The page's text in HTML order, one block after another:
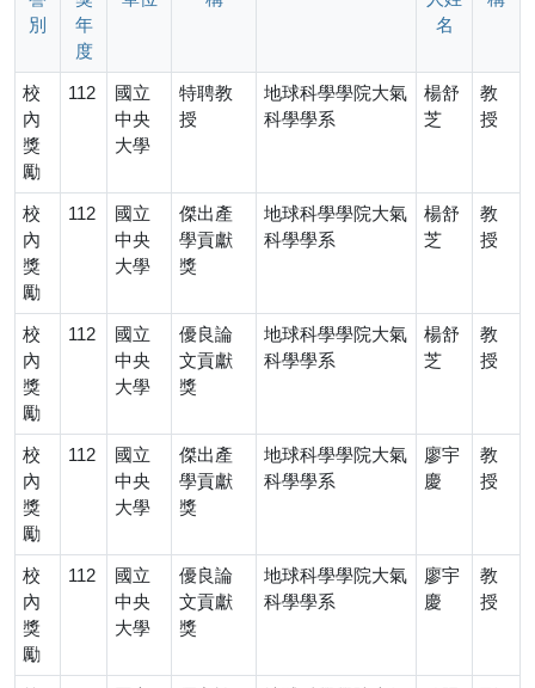
別
年
度
名
校
內
獎
勵
112
國立
中央
大學
特聘教
授
地球科學學院大氣
科學學系
楊舒
芝
教
授
校
內
獎
勵
112
國立
中央
大學
傑出產
學貢獻
獎
地球科學學院大氣
科學學系
楊舒
芝
教
授
校
內
獎
勵
112
國立
中央
大學
優良論
文貢獻
獎
地球科學學院大氣
科學學系
楊舒
芝
教
授
校
內
獎
勵
112
國立
中央
大學
傑出產
學貢獻
獎
地球科學學院大氣
科學學系
廖宇
慶
教
授
校
內
獎
勵
112
國立
中央
大學
優良論
文貢獻
獎
地球科學學院大氣
科學學系
廖宇
慶
教
授